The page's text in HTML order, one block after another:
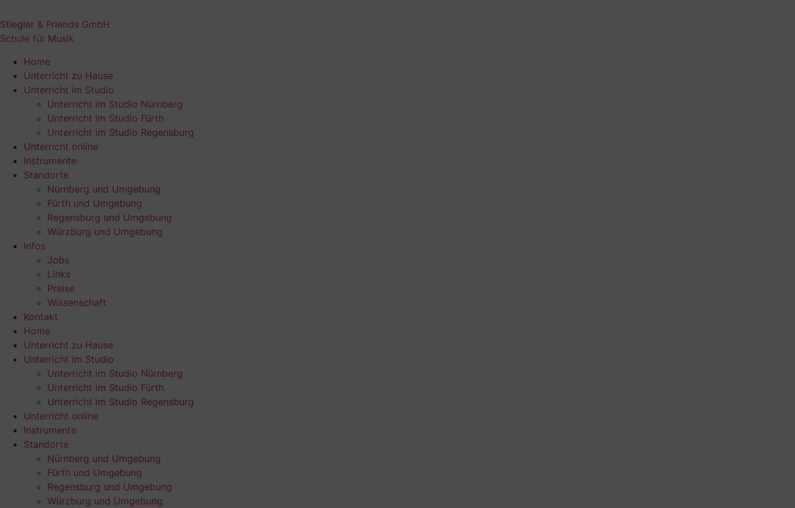
Stiegler & Friends GmbH
Schule für Musik
Home
Unterricht zu Hause
Unterricht im Studio
Unterricht im Studio Nürnberg
Unterricht im Studio Fürth
Unterricht im Studio Regensburg
Unterricht online
Instrumente
Standorte
Nürnberg und Umgebung
Fürth und Umgebung
Regensburg und Umgebung
Würzburg und Umgebung
Infos
Jobs
Links
Preise
Wissenschaft
Kontakt
Home
Unterricht zu Hause
Unterricht im Studio
Unterricht im Studio Nürnberg
Unterricht im Studio Fürth
Unterricht im Studio Regensburg
Unterricht online
Instrumente
Standorte
Nürnberg und Umgebung
Fürth und Umgebung
Regensburg und Umgebung
Würzburg und Umgebung